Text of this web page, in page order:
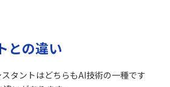
との違い
タントはどちらもAI技術の一種です